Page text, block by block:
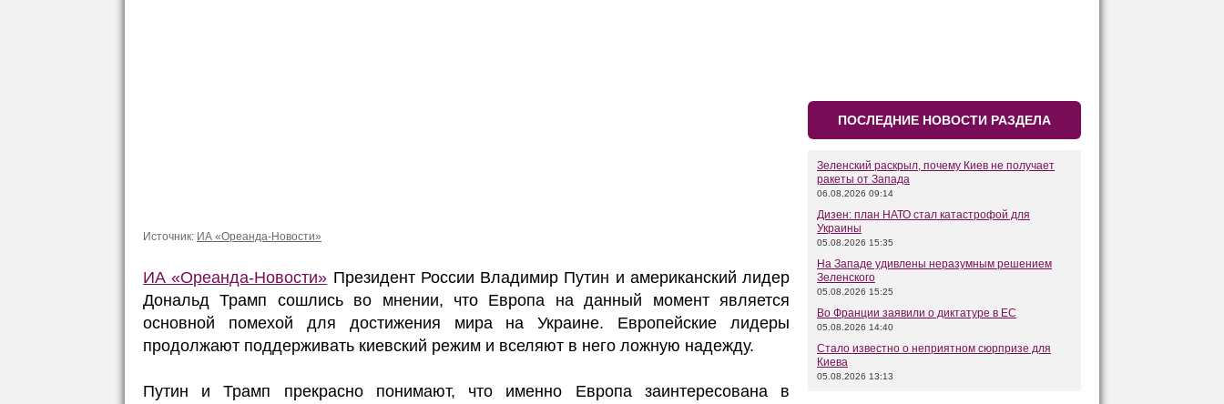
Источник: ИА «Ореанда-Новости»
ИА «Ореанда-Новости» Президент России Владимир Путин и американский лидер
Дональд Трамп сошлись во мнении, что Европа на данный момент является
основной помехой для достижения мира на Украине. Европейские лидеры
продолжают поддерживать киевский режим и вселяют в него ложную надежду.
Путин и Трамп прекрасно понимают, что именно Европа заинтересована в
ПОСЛЕДНИЕ НОВОСТИ РАЗДЕЛА
Зеленский раскрыл, почему Киев не получает
ракеты от Запада
06.08.2026 09:14
Дизен: план НАТО стал катастрофой для
Украины
05.08.2026 15:35
На Западе удивлены неразумным решением
Зеленского
05.08.2026 15:25
Во Франции заявили о диктатуре в ЕС
05.08.2026 14:40
Стало известно о неприятном сюрпризе для
Киева
05.08.2026 13:13